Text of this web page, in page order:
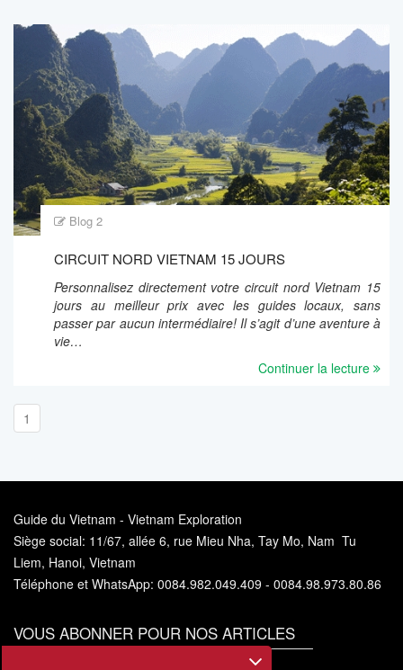
Blog 2
CIRCUIT NORD VIETNAM 15 JOURS
Personnalisez directement votre circuit nord Vietnam 15
jours au meilleur prix avec les guides locaux, sans
passer par aucun intermédiaire! Il s’agit d’une aventure à
vie…
Continuer la lecture
1
Guide du Vietnam - Vietnam Exploration
Siège social: 11/67, allée 6, rue Mieu Nha, Tay Mo, Nam Tu
Liem, Hanoi, Vietnam
Téléphone et WhatsApp: 0084.982.049.409 - 0084.98.973.80.86
VOUS ABONNER POUR NOS ARTICLES